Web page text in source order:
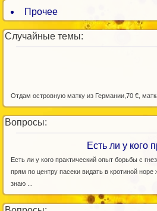
Прочее
Случайные темы:
Отдам островную матку из Германии,70 €,
Вопросы:
Есть ли у кого
Есть ли у кого практический опыт борьбы с
прям по центру пасеки видать в кротиной норе
знаю ...